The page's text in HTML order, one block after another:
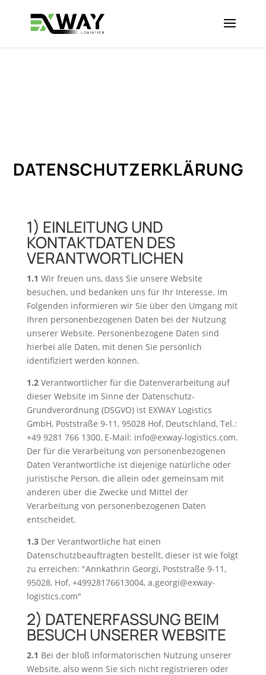
DATENSCHUTZERKLÄRUNG
1) EINLEITUNG UND
KONTAKTDATEN DES
VERANTWORTLICHEN
1.1 Wir freuen uns, dass Sie unsere Website
besuchen, und bedanken uns für Ihr Interesse. Im
Folgenden informieren wir Sie über den Umgang mit
Ihren personenbezogenen Daten bei der Nutzung
unserer Website. Personenbezogene Daten sind
hierbei alle Daten, mit denen Sie persönlich
identifiziert werden können.
1.2Verantwortlicher für die Datenverarbeitung auf
dieser Website im Sinne der Datenschutz-
Grundverordnung (DSGVO) ist EXWAY Logistics
GmbH, Poststraße 9-11, 95028 Hof, Deutschland, Tel.:
+49 9281 766 1300, E-Mail: info@exway-logistics.com.
Der für die Verarbeitung von personenbezogenen
Daten Verantwortliche ist diejenige natürliche oder
juristische Person, die allein oder gemeinsam mit
anderen über die Zwecke und Mittel der
Verarbeitung von personenbezogenen Daten
entscheidet.
1.3Der Verantwortliche hat einen
Datenschutzbeauftragten bestellt, dieser ist wie folgt
zu erreichen: "Annkathrin Georgi, Poststraße 9-11,
95028, Hof, +49928176613004, a.georgi@exway-
logistics.com"
2) DATENERFASSUNG BEIM
BESUCH UNSERER WEBSITE
2.1 Bei der bloß informatorischen Nutzung unserer
Website, also wenn Sie sich nicht registrieren oder